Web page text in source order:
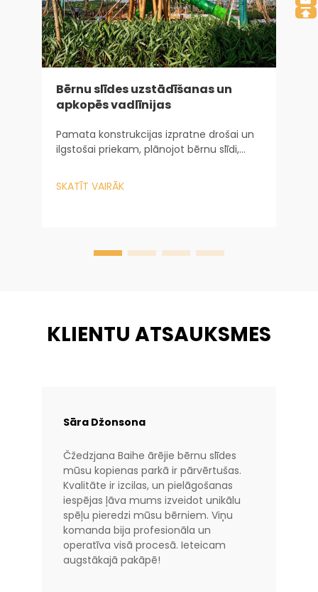
Bērnu slīdes uzstādīšanas un
apkopēs vadlīnijas
Pamata konstrukcijas izpratne drošai un
ilgstošai priekam, plānojot bērnu slīdi,
iekārtas uzstādīšanu. Tas sākas ar to, kā
konstrukcija nosaka drošību un ilgmūžību.
SKATĪT VAIRĀK
KLIENTU ATSAUKSMES
Sāra Džonsona
Čžedzjana Baihe ārējie bērnu slīdes
mūsu kopienas parkā ir pārvērtušas.
Kvalitāte ir izcilas, un pielāgošanas
iespējas ļāva mums izveidot unikālu
spēļu pieredzi mūsu bērniem. Viņu
komanda bija profesionāla un
operatīva visā procesā. Ieteicam
augstākajā pakāpē!